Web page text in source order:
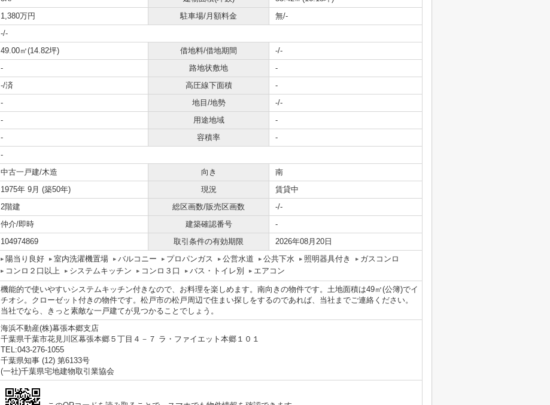
1,380万円 駐車場/月額料金
無/-
-/-
49.00㎡(14.82坪) 借地料/借地期間
-/-
- 路地状敷地
-
-/済 高圧線下面積
-
- 地目/地勢
-/-
- 用途地域
-
- 容積率
-
-
中古一戸建/木造 向き
南
1975年 9月 (築50年) 現況
賃貸中
2階建 総区画数/販売区画数
-/-
仲介/即時 建築確認番号
-
104974869 取引条件の有効期限 2026年08月20日
陽当り良好 室内洗濯機置場 バルコニー プロパンガス 公営水道 公共下水 照明器具付き
ガスコンロ
コンロ２口以上
システムキッチン コンロ３口 バス・トイレ別 エアコン
機能的で使いやすいシステムキッチン付きなので、お料理を楽しめます。南向きの物件です。土地面積は49㎡(公簿)でイ
チオシ。クローゼット付きの物件です。松戸市の松戸周辺で住まい探しをするのであれば、当社までご連絡ください。
当社でなら、きっと素敵な一戸建てが見つかることでしょう。
海浜不動産(株)幕張本郷支店
千葉県千葉市花見川区幕張本郷５丁目４－７ ラ・ファイエット本郷１０１
TEL:043-276-1055
千葉県知事 (12) 第6133号
(一社)千葉県宅地建物取引業協会